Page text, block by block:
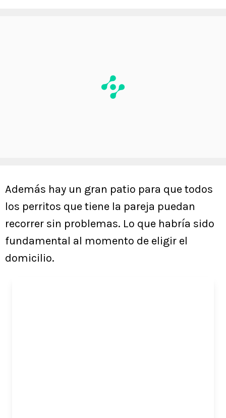
Además hay un gran patio para que todos
los perritos que tiene la pareja puedan
recorrer sin problemas. Lo que habría sido
fundamental al momento de eligir el
domicilio.